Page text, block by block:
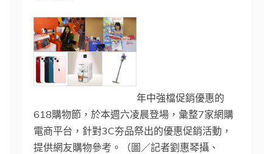
年中強檔促銷優惠的
618購物節，於本週六凌晨登場，彙整7家網購
電商平台，針對3C夯品祭出的優惠促銷活動，
提供網友購物參考。（圖／記者劉惠琴攝、